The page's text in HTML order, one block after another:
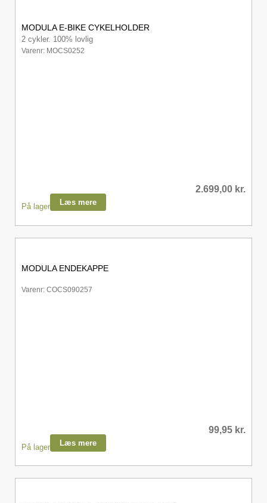
MODULA E-BIKE CYKELHOLDER
2 cykler. 100% lovlig
Varenr: MOCS0252
2.699,00 kr.
På lager Læs mere
MODULA ENDEKAPPE
Varenr: COCS090257
99,95 kr.
På lager Læs mere